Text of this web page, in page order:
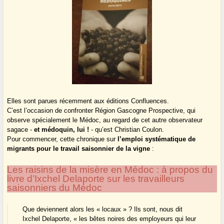
Elles sont parues récemment aux éditions Confluences.
C’est l’occasion de confronter Région Gascogne Prospective, qui
observe spécialement le Médoc, au regard de cet autre observateur
sagace -et médoquin, lui ! - qu’est Christian Coulon.
Pour commencer, cette chronique sur l’emploi systématique de
migrants pour le travail saisonnier de la vigne :
Les raisins de la misère en Médoc : à propos du
livre d’Ixchel Delaporte sur les travailleurs
saisonniers du Médoc
Que deviennent alors les « locaux » ? Ils sont, nous dit
Ixchel Delaporte, « les bêtes noires des employeurs qui leur